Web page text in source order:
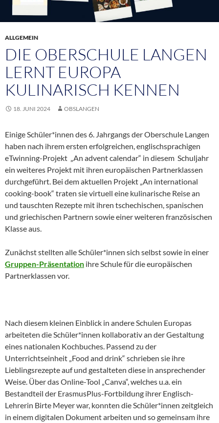
ALLGEMEIN
DIE OBERSCHULE LANGEN
LERNT EUROPA
KULINARISCH KENNEN
18. JUNI 2024 OBSLANGEN
Einige Schüler*innen des 6. Jahrgangs der Oberschule Langen
haben nach ihrem ersten erfolgreichen, englischsprachigen
eTwinning-Projekt „An advent calendar“ in diesem Schuljahr
ein weiteres Projekt mit ihren europäischen Partnerklassen
durchgeführt. Bei dem aktuellen Projekt „An international
cooking-book“ traten sie virtuell eine kulinarische Reise an
und tauschten Rezepte mit ihren tschechischen, spanischen
und griechischen Partnern sowie einer weiteren französischen
Klasse aus.
Zunächst stellten alle Schüler*innen sich selbst sowie in einer
Gruppen-Präsentation ihre Schule für die europäischen
Partnerklassen vor.
Nach diesem kleinen Einblick in andere Schulen Europas
arbeiteten die Schüler*innen kollaborativ an der Gestaltung
eines nationalen Kochbuches. Passend zu der
Unterrichtseinheit „Food and drink“ schrieben sie ihre
Lieblingsrezepte auf und gestalteten diese in ansprechender
Weise. Über das Online-Tool „Canva“, welches u.a. ein
Bestandteil der ErasmusPlus-Fortbildung ihrer Englisch-
Lehrerin Birte Meyer war, konnten die Schüler*innen zeitgleich
in einem digitalen Dokument arbeiten und so gemeinsam ihre